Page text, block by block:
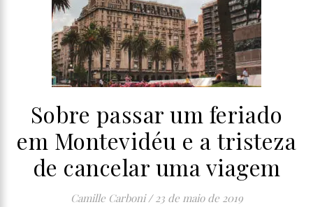
Sobre passar um feriado
em Montevidéu e a tristeza
de cancelar uma viagem
Camille Carboni / 23 de maio de 2019